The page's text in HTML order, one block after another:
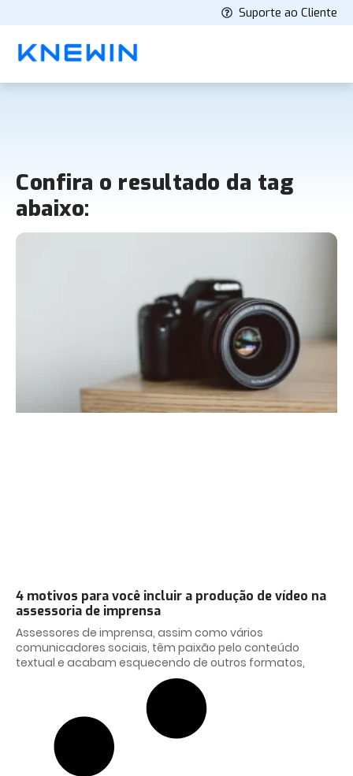
Suporte ao Cliente
Confira o resultado da tag
abaixo:
4 motivos para você incluir a produção de vídeo na
assessoria de imprensa
Assessores de imprensa, assim como vários
comunicadores sociais, têm paixão pelo conteúdo
textual e acabam esquecendo de outros formatos,